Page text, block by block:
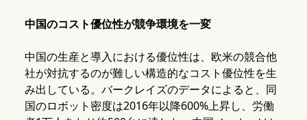
中国のコスト優位性が競争環境を一変
中国の生産と導入における優位性は、欧米の競合他
社が対抗するのが難しい構造的なコスト優位性を生
み出している。バークレイズのデータによると、同
国のロボット密度は2016年以降600%上昇し、労働